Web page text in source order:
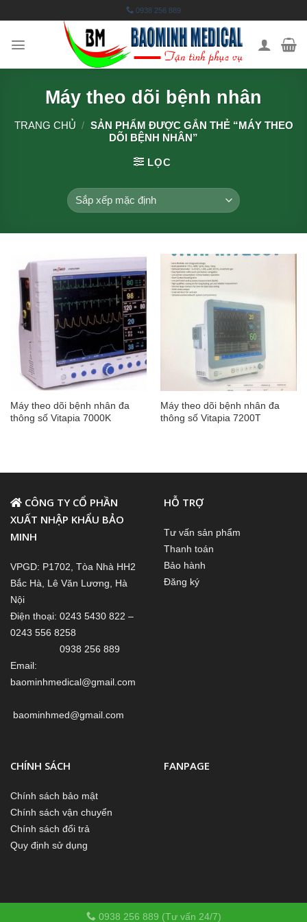
to
content
0938 256 889
Máy theo dõi bệnh nhân
TRANG CHỦ / SẢN PHẨM ĐƯỢC GẮN THẺ “MÁY THEO
DÕI BỆNH NHÂN”
LỌC
Máy theo dõi bệnh nhân đa
thông số Vitapia 7000K
Máy theo dõi bệnh nhân đa
thông số Vitapia 7200T
CÔNG TY CỔ PHẦN
XUẤT NHẬP KHẨU BẢO
MINH
VPGD: P1702, Tòa Nhà HH2
Bắc Hà, Lê Văn Lương, Hà
Nội
Điện thoại: 0243 5430 822 –
0243 556 8258
0938 256 889
Email:
baominhmedical@gmail.com
baominhmed@gmail.com
HỖ TRỢ
Tư vấn sản phẩm
Thanh toán
Bảo hành
Đăng ký
CHÍNH SÁCH
Chính sách bảo mật
Chính sách vận chuyển
Chính sách đổi trả
Quy định sử dụng
FANPAGE
0938 256 889 (Tư vấn 24/7)